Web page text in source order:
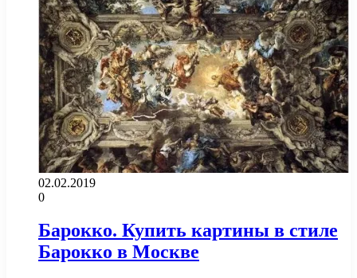
02.02.2019
0
Барокко. Купить картины в стиле
Барокко в Москве